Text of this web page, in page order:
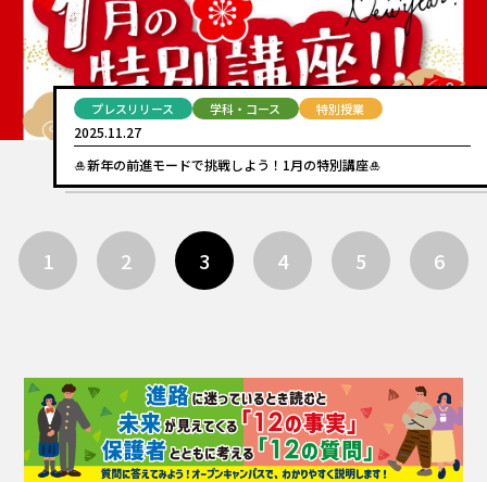
プレスリリース 学科・コース 特別授業
2025.11.27
🎍新年の前進モードで挑戦しよう！1月の特別講座🎍
1 2 3 4 5 6